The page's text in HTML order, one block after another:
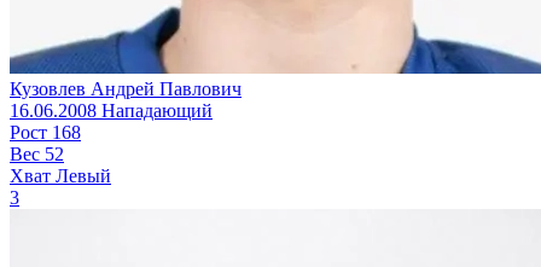
Кузовлев Андрей Павлович
16.06.2008 Нападающий
Рост 168
Вес 52
Хват Левый
3